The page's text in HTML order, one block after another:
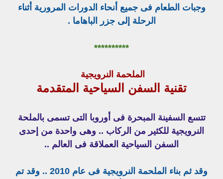
وجبات الطعام فى جميع أنحاء الدورات المرورية أثناء
الرحلة إلى جزر الباهاما .
**********
الملحمة النرويجية
تقنية السفن السياحية المتقدمة
تتسع السفينة المبحرة فى أوروبا التى تسمى بالملحة
النرويجية للكثير من الركاب .. وهى واحدة من إحدى
السفن السياحية العملاقة فى العالم ..
وقد ثم بناء الملحمة النرويجية فى عام 2010 .. وقد تم